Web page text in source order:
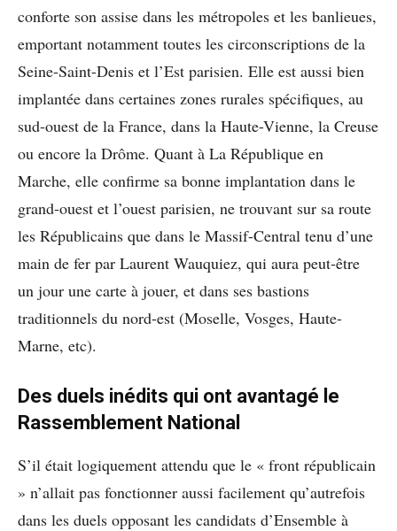
conforte son assise dans les métropoles et les banlieues,
emportant notamment toutes les circonscriptions de la
Seine-Saint-Denis et l’Est parisien. Elle est aussi bien
implantée dans certaines zones rurales spécifiques, au
sud-ouest de la France, dans la Haute-Vienne, la Creuse
ou encore la Drôme. Quant à La République en
Marche, elle confirme sa bonne implantation dans le
grand-ouest et l’ouest parisien, ne trouvant sur sa route
les Républicains que dans le Massif-Central tenu d’une
main de fer par Laurent Wauquiez, qui aura peut-être
un jour une carte à jouer, et dans ses bastions
traditionnels du nord-est (Moselle, Vosges, Haute-
Marne, etc).
Des duels inédits qui ont avantagé le
Rassemblement National
S’il était logiquement attendu que le « front républicain
» n’allait pas fonctionner aussi facilement qu’autrefois
dans les duels opposant les candidats d’Ensemble à